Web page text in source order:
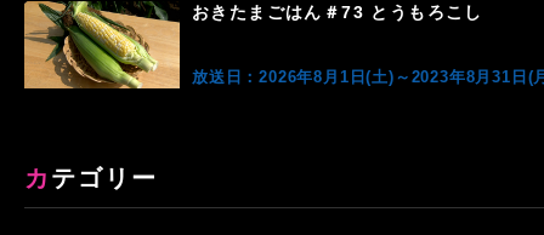
おきたまごはん＃73 とうもろこし
放送日：2026年8月1日(土)～2023年8月31日(
カテゴリー